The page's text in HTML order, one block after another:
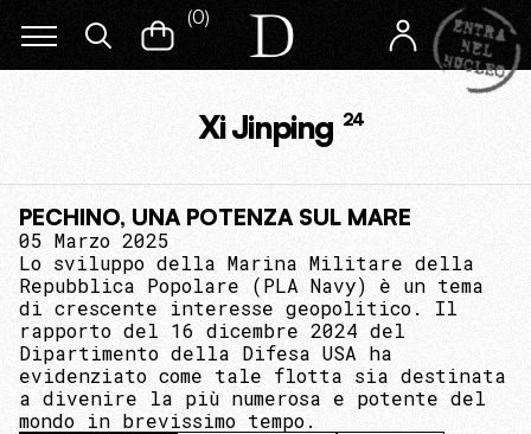
(0)
Xi Jinping 24
PECHINO, UNA POTENZA SUL MARE
05 Marzo 2025
Lo sviluppo della Marina Militare della
Repubblica Popolare (PLA Navy) è un tema
di crescente interesse geopolitico. Il
rapporto del 16 dicembre 2024 del
Dipartimento della Difesa USA ha
evidenziato come tale flotta sia destinata
a divenire la più numerosa e potente del
mondo in brevissimo tempo.